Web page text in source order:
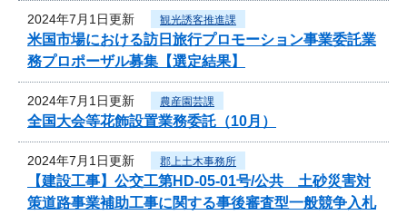
2024年7月1日更新 観光誘客推進課
米国市場における訪日旅行プロモーション事業委託業
務プロポーザル募集【選定結果】
2024年7月1日更新 農産園芸課
全国大会等花飾設置業務委託（10月）
2024年7月1日更新 郡上土木事務所
【建設工事】公交工第HD-05-01号/公共 土砂災害対
策道路事業補助工事に関する事後審査型一般競争入札